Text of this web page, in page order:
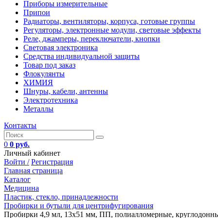
Приборы измерительные
Припои
Радиаторы, вентиляторы, корпуса, готовые группы
Регуляторы, электронные модули, световые эффекты
Реле, джамперы, переключатели, кнопки
Световая электроника
Средства индивидуальной защиты
Товар под заказ
Флокулянты
ХИМИЯ
Шнуры, кабели, антенны
Электротехника
Металлы
Контакты
0 0 руб.
Личный кабинет
Войти / Регистрация
Главная страница
Каталог
Медицина
Пластик, стекло, принадлежности
Пробирки и бутыли для центрифугирования
Пробирки 4,9 мл, 13х51 мм, ПП, полиалломерные,